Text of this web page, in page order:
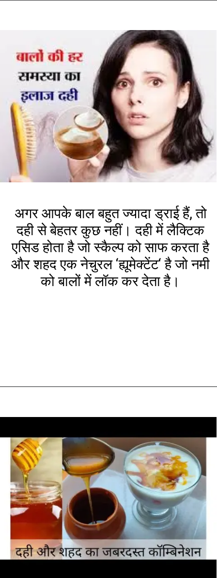
अगर आपके बाल बहुत ज्यादा ड्राई हैं, तो
दही से बेहतर कुछ नहीं। दही में लैक्टिक
एसिड होता है जो स्कैल्प को साफ करता है
और शहद एक नेचुरल ‘ह्यूमेक्टेंट‘ है जो नमी
को बालों में लॉक कर देता है।